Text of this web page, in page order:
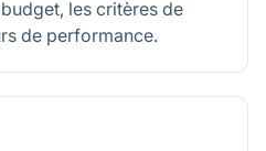
les critères de
de performance.